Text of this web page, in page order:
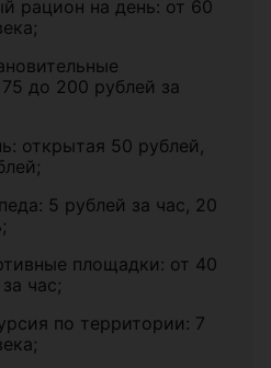
рацион на день: от 60
до 200 рублей за
открытая 50 рублей,
5 рублей за час, 20
площадки: от 40
час;
по территории: 7